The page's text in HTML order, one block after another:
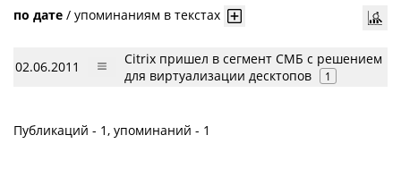
по дате / упоминаниям в текстах
02.06.2011
Citrix пришел в сегмент СМБ с решением
для виртуализации десктопов
1
Публикаций - 1, упоминаний - 1